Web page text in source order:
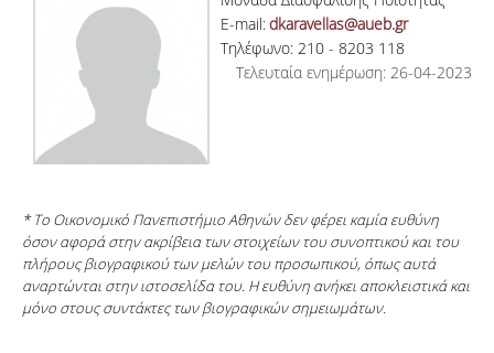
E-mail:dkaravellas@aueb.gr
Τηλέφωνο: 210 - 8203 118
Τελευταία ενημέρωση: 26-04-2023
* Το Οικονομικό Πανεπιστήμιο Αθηνών δεν φέρει καμία ευθύνη
όσον αφορά στην ακρίβεια των στοιχείων του συνοπτικού και του
πλήρους βιογραφικού των μελών του προσωπικού, όπως αυτά
αναρτώνται στην ιστοσελίδα του. Η ευθύνη ανήκει αποκλειστικά και
μόνο στους συντάκτες των βιογραφικών σημειωμάτων.